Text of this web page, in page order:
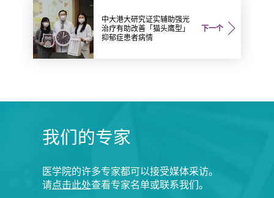
下一个
中大港大研究证实辅助强光
治疗有助改善「猫头鹰型」
抑郁症患者病情
我们的专家
医学院的许多专家都可以接受媒体采访。
请点击此处查看专家名单或联系我们。